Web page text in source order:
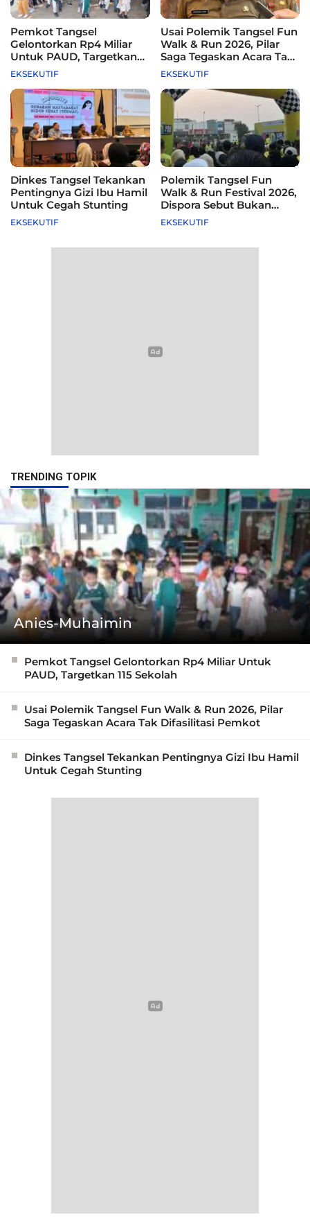
Pemkot Tangsel
Gelontorkan Rp4 Miliar
Untuk PAUD, Targetkan
115 Sekolah
EKSEKUTIF
Usai Polemik Tangsel Fun
Walk & Run 2026, Pilar
Saga Tegaskan Acara Tak
Difasilitasi Pemkot
EKSEKUTIF
Dinkes Tangsel Tekankan
Pentingnya Gizi Ibu Hamil
Untuk Cegah Stunting
EKSEKUTIF
Polemik Tangsel Fun
Walk & Run Festival 2026,
Dispora Sebut Bukan
Agenda Pemkot
EKSEKUTIF
TRENDING TOPIK
Anies-Muhaimin
Pemkot Tangsel Gelontorkan Rp4 Miliar Untuk
PAUD, Targetkan 115 Sekolah
Usai Polemik Tangsel Fun Walk & Run 2026, Pilar
Saga Tegaskan Acara Tak Difasilitasi Pemkot
Dinkes Tangsel Tekankan Pentingnya Gizi Ibu Hamil
Untuk Cegah Stunting